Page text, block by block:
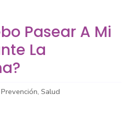
Pasear A Mi
La
Prevención, Salud